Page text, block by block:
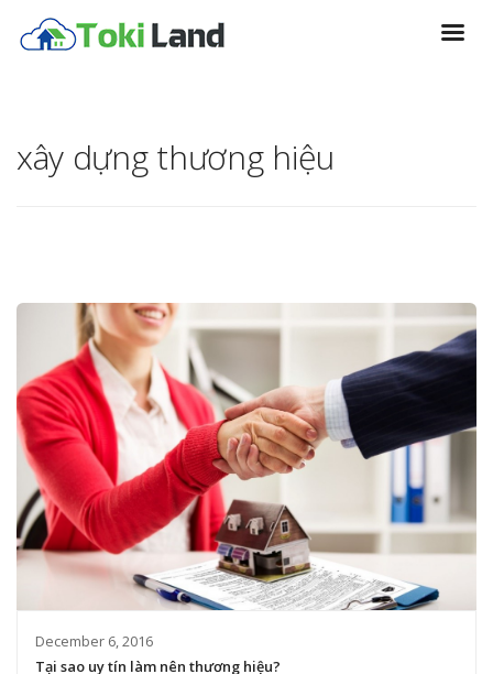
xây dựng thương hiệu
December 6, 2016
Tại sao uy tín làm nên thương hiệu?